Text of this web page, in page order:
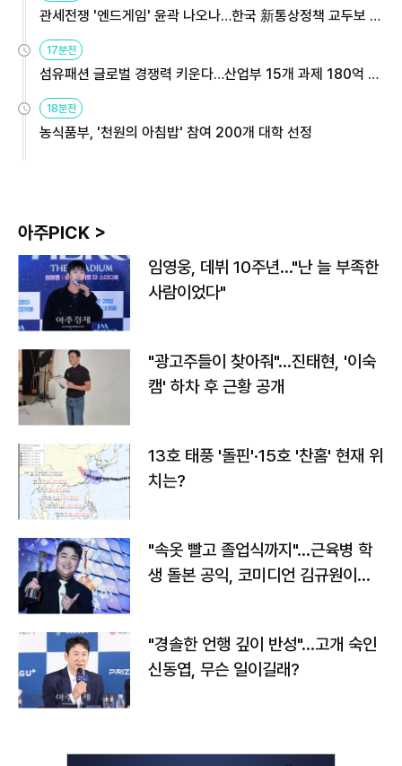
관세전쟁 '엔드게임' 윤곽 나오나…한국 新통상정책 교두보 활
용해야
17분전
섬유패션 글로벌 경쟁력 키운다…산업부 15개 과제 180억 지
원
18분전
농식품부, '천원의 아침밥' 참여 200개 대학 선정
아주PICK >
임영웅, 데뷔 10주년…"난 늘 부족한
사람이었다"
"광고주들이 찾아줘"…진태현, '이숙
캠' 하차 후 근황 공개
13호 태풍 '돌핀'·15호 '찬홈' 현재 위
치는?
"속옷 빨고 졸업식까지"…근육병 학
생 돌본 공익, 코미디언 김규원이었
"경솔한 언행 깊이 반성"…고개 숙인
신동엽, 무슨 일이길래?